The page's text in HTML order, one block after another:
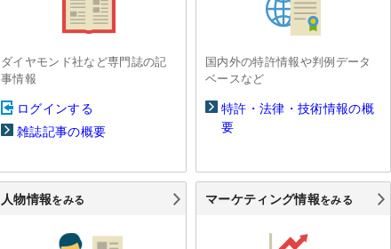
ダイヤモンド社など専門誌の記
事情報
ログインする
雑誌記事の概要
国内外の特許情報や判例データ
ベースなど
特許・法律・技術情報の概
要
人物情報をみる マーケティング情報をみる